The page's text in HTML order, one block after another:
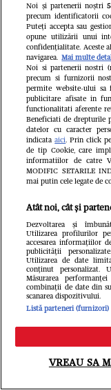
Citește
Meniu
Noi și partenerii noștri
precum identificatorii
Puteți accepta sau
opune utilizării unui
confidențialitate. Aceste
navigarea. Mai multe
Noi si partenerii nostri
precum si furnizorii
permite website-ului sa
publicitare afisate in
functionalitati aferente
Beneficiati de drepturile
datelor cu caracter
indicataaici. Prin click
de tip Cookie, care
informatiilor de catre
MODIFIC SETARILE
mai putin cele legate de
Atât noi, cât și
Dezvoltarea și
Utilizarea profilurilor
accesarea informațiilor
publicității
Utilizarea de date
conținut personalizat.
Măsurarea
combinații de date din
scanarea dispozitivului.
Listă parteneri (furnizori)
VREAU SA